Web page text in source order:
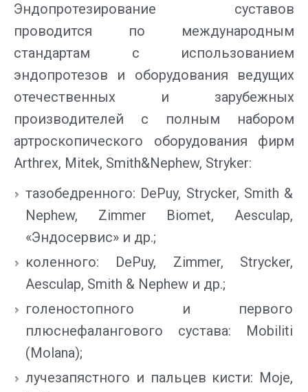
Эндопротезирование суставов
проводится по международным
стандартам с использованием
эндопротезов и оборудования ведущих
отечественных и зарубежных
производителей с полным набором
артроскопического оборудования фирм
Arthrex, Mitek, Smith&Nеphew, Stryker:
тазобедренного: DePuy, Strycker, Smith &
Nephew, Zimmer Biomet, Aesculap,
«Эндосервис» и др.;
коленного: DePuy, Zimmer, Strycker,
Aesculap, Smith & Nephew и др.;
голеностопного и первого
плюснефалангового сустава: Mobiliti
(Molana);
лучезапястного и пальцев кисти: Moje,